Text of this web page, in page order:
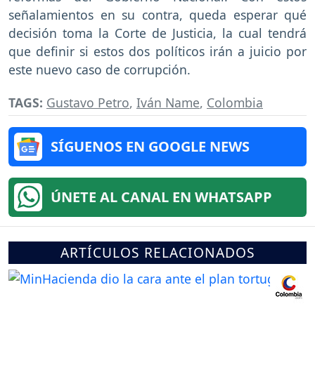
señalamientos en su contra, queda esperar qué
decisión toma la Corte de Justicia, la cual tendrá
que definir si estos dos políticos irán a juicio por
este nuevo caso de corrupción.
TAGS: Gustavo Petro, Iván Name, Colombia
SÍGUENOS EN GOOGLE NEWS
ÚNETE AL CANAL EN WHATSAPP
ARTÍCULOS RELACIONADOS